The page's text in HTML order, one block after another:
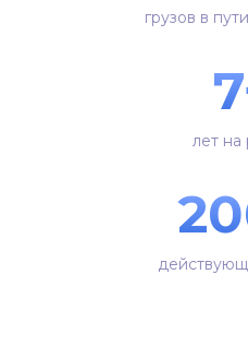
грузов в
лет на